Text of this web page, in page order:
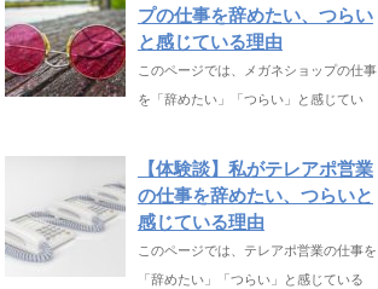
プの仕事を辞めたい、つらい
と感じている理由
このページでは、メガネショップの仕事
を「辞めたい」「つらい」と感じてい
【体験談】私がテレアポ営業
の仕事を辞めたい、つらいと
感じている理由
このページでは、テレアポ営業の仕事を
「辞めたい」「つらい」と感じている